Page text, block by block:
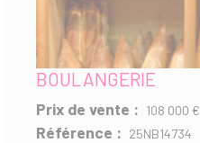
BOULANGERIE
Prix de vente : 108 000 €
Référence : 25NB14734